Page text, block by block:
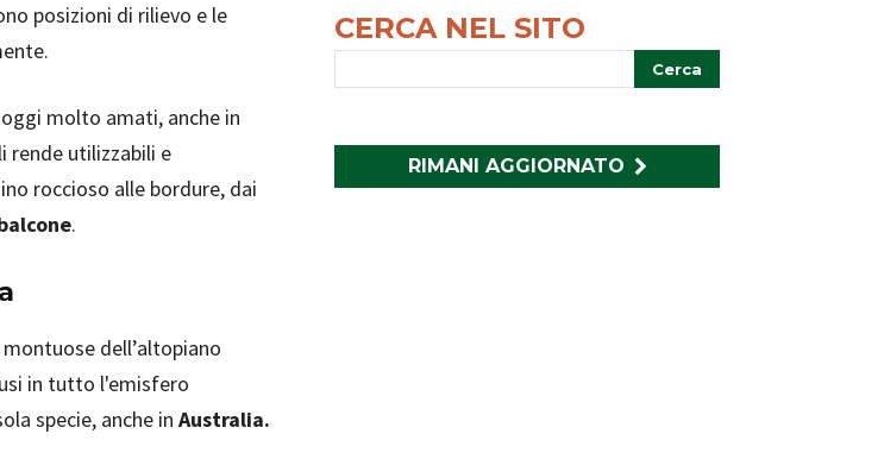
posizioni di rilievo e le
molto amati, anche in
rende utilizzabili e
roccioso alle bordure, dai
.
dell’altopiano
in tutto l'emisfero
specie, anche in Australia.
CERCA NEL SITO
RIMANI AGGIORNATO